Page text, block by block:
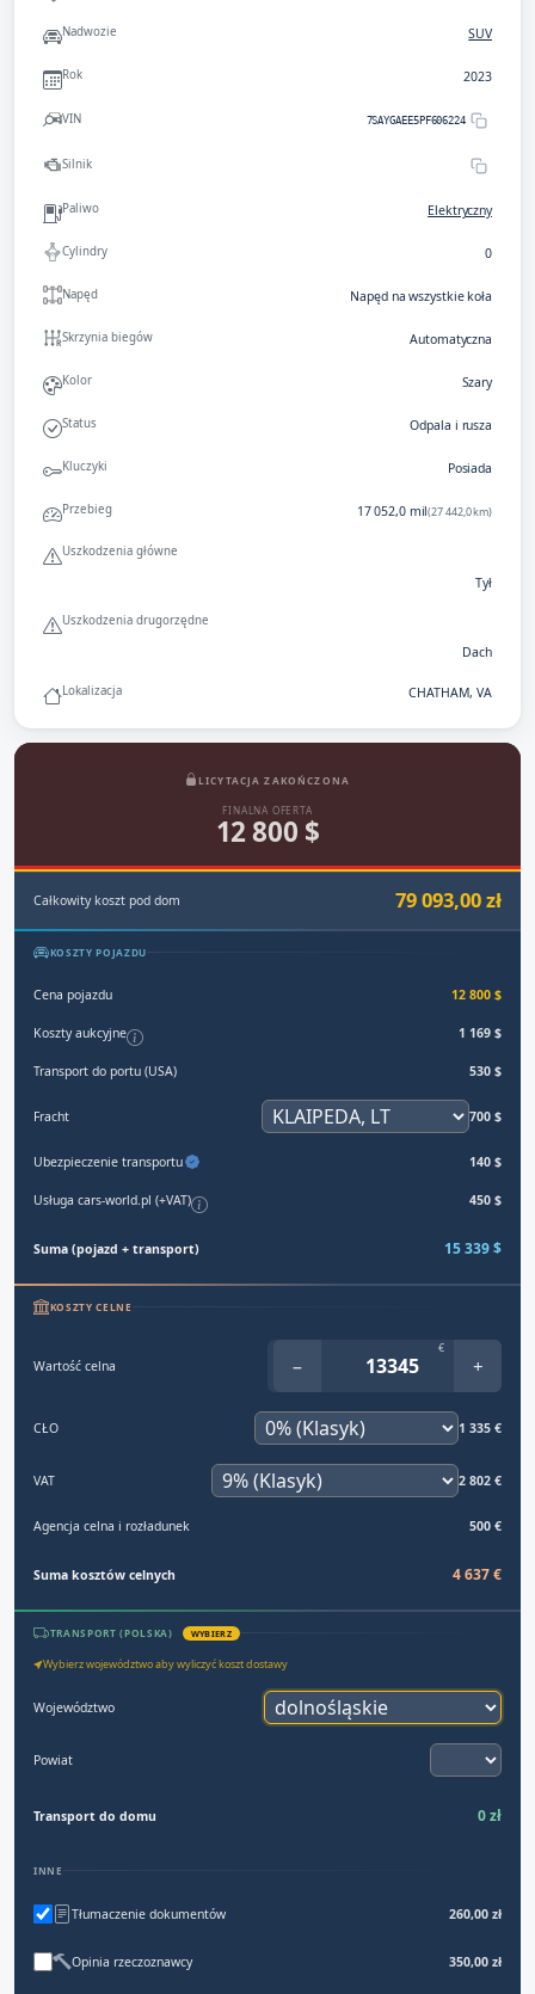
Nadwozie SUV
Rok 2023
VIN 7SAYGAEE5PF606224
Silnik
Paliwo Elektryczny
Cylindry 0
Napęd Napęd na wszystkie koła
Skrzynia biegów Automatyczna
Kolor Szary
Status Odpala i rusza
Kluczyki Posiada
Przebieg 17 052,0 mil(27 442,0 km)
Uszkodzenia główne
Tył
Uszkodzenia drugorzędne
Dach
Lokalizacja CHATHAM, VA
LICYTACJA ZAKOŃCZONA
FINALNA OFERTA
12 800 $
Całkowity koszt pod dom 79 093,00 zł
KOSZTY POJAZDU
Cena pojazdu 12 800 $
Koszty aukcyjne 1 169 $
Transport do portu (USA) 530 $
Fracht 700 $
Ubezpieczenie transportu 140 $
Usługa cars-world.pl (+VAT) 450 $
Suma (pojazd + transport) 15 339 $
KOSZTY CELNE
Wartość celna −
€
+
CŁO 1 335 €
VAT 2 802 €
Agencja celna i rozładunek 500 €
Suma kosztów celnych 4 637 €
TRANSPORT (POLSKA) WYBIERZ
Wybierz województwo aby wyliczyć koszt dostawy
Województwo
Powiat
Transport do domu 0 zł
INNE
Tłumaczenie dokumentów 260,00 zł
Opinia rzeczoznawcy 350,00 zł